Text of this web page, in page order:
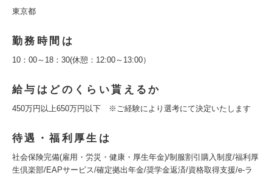
東京都
勤務時間は
10：00～18：30(休憩：12:00～13:00）
給与はどのくらい貰えるか
450万円以上650万円以下 ※ご経験により選考にて決定いたします
待遇・福利厚生は
社会保険完備(雇用・労災・健康・厚生年金)/制服割引購入制度/福利厚
生倶楽部/EAPサービス/確定拠出年金/奨学金返済/資格取得支援/e-ラ